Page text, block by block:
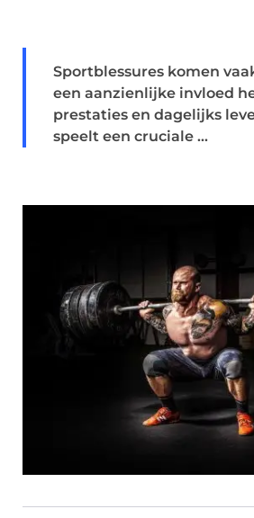
Sportblessures komen
een aanzienlijke invloed
prestaties en dagelijks
speelt een cruciale ...